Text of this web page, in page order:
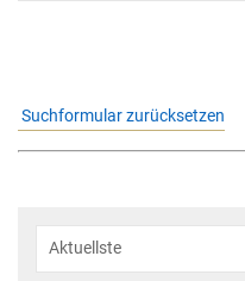
Suchformular zurücksetzen